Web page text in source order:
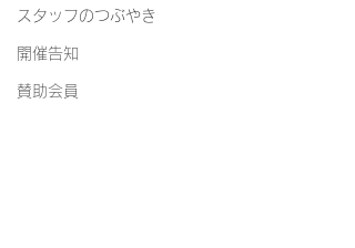
スタッフのつぶやき
開催告知
賛助会員